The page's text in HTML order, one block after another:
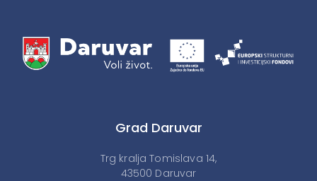
Grad Daruvar
Trg kralja Tomislava 14,
43500 Daruvar